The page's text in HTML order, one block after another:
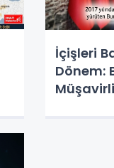
İçişleri
Dönem: